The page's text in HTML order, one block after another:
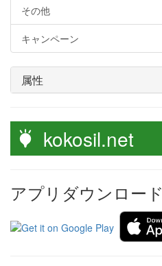
その他
キャンペーン
属性
kokosil.net
アプリダウンロード